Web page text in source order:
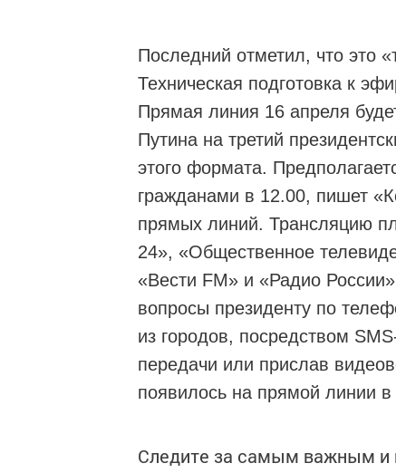
Последний отметил, что это
Техническая подготовка к
Прямая линия 16 апреля
Путина на третий
этого формата.
гражданами в 12.00, пишет
прямых линий. Трансляцию
24», «Общественное
«Вести FM» и «Радио
вопросы президенту по
из городов, посредством
передачи или прислав
появилось на прямой линии в
Следите за самым важным и